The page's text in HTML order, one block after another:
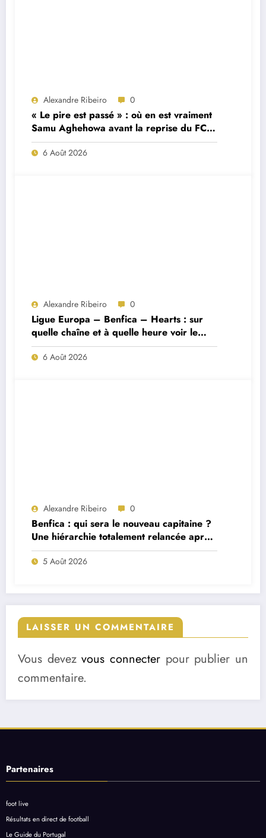
Alexandre Ribeiro 0
« Le pire est passé » : où en est vraiment
Samu Aghehowa avant la reprise du FC
Porto ?
6 Août 2026
Alexandre Ribeiro 0
Ligue Europa – Benfica – Hearts : sur
quelle chaîne et à quelle heure voir le
match ?
6 Août 2026
Alexandre Ribeiro 0
Benfica : qui sera le nouveau capitaine ?
Une hiérarchie totalement relancée après
deux départs majeurs
5 Août 2026
LAISSER UN COMMENTAIRE
Vous devezvous connecter pour publier un
commentaire.
Partenaires
foot live
Résultats en direct de football
Le Guide du Portugal